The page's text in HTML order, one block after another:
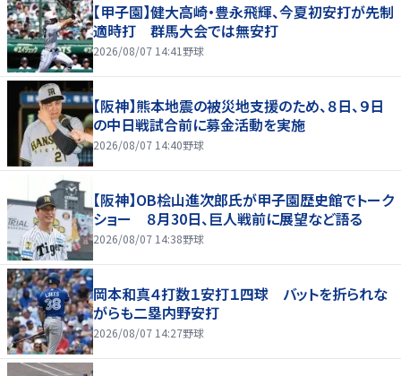
【甲子園】健大高崎・豊永飛輝、今夏初安打が先制
適時打 群馬大会では無安打
2026/08/07 14:41 野球
【阪神】熊本地震の被災地支援のため、８日、９日
の中日戦試合前に募金活動を実施
2026/08/07 14:40野球
【阪神】OB桧山進次郎氏が甲子園歴史館でトーク
ショー ８月30日、巨人戦前に展望など語る
2026/08/07 14:38野球
岡本和真４打数１安打１四球 バットを折られな
がらも二塁内野安打
2026/08/07 14:27野球